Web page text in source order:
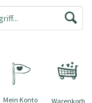
Warenkorb
Mein Konto